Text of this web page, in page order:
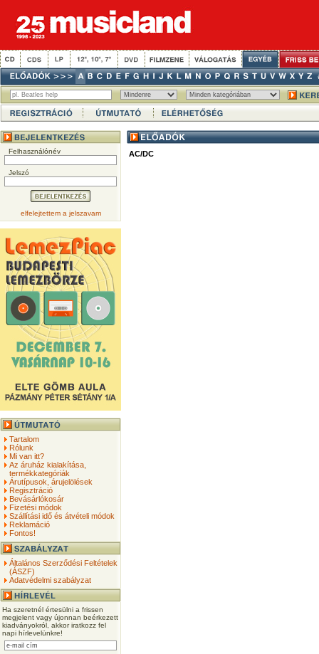
Felhasználónév
Jelszó
elfelejtettem a jelszavam
Tartalom
Rólunk
Mi van itt?
Az áruház kialakítása,
termékkategóriák
Árutípusok, árujelölések
Regisztráció
Bevásárlókosár
Fizetési módok
Szállítási idő és átvételi módok
Reklamáció
Fontos!
Általános Szerződési Feltételek
(ÁSZF)
Adatvédelmi szabályzat
Ha szeretnél értesülni a frissen
megjelent vagy újonnan beérkezett
kiadványokról, akkor iratkozz fel
napi hírlevelünkre!
AC/DC